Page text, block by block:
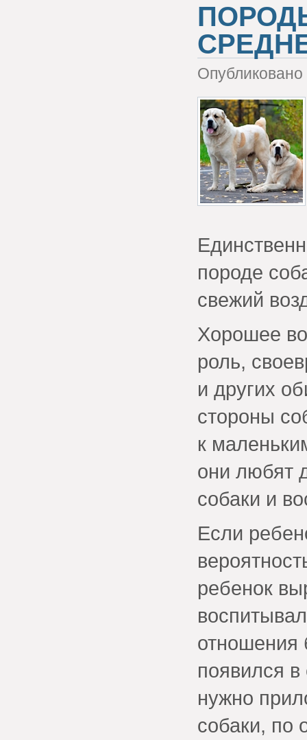
породе
свежий
Хорошее
роль,
и других
стороны
к
они любят
собаки и
Если
ребенок
отношения
появился в
нужно
собаки, по